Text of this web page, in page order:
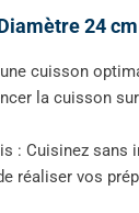
24 cm
cuisson
la cuisson
: Cuisinez sans
réaliser vos